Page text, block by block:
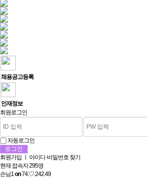
채용공고등록
인재정보
회원로그인
자동로그인
회원가입
아이디·비밀번호 찾기
현재 접속자295명
손님1on74.♡.242.49